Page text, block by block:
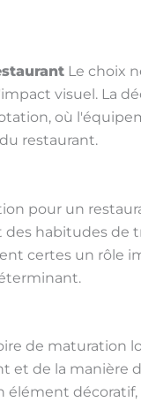
Le choix
visuel. La
où
restaurant.
pour un
habitudes de
certes un
de maturation
et de la